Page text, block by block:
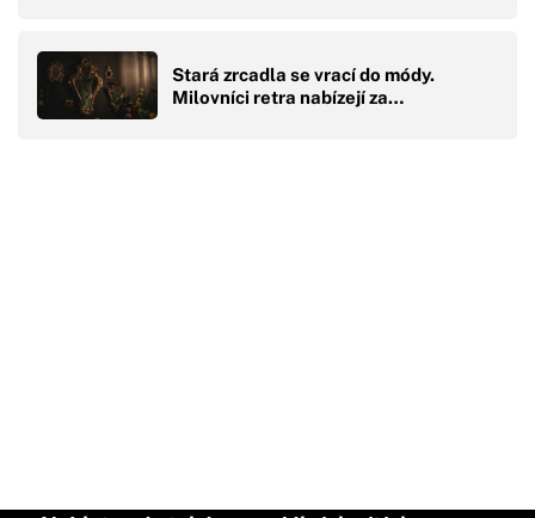
Stará zrcadla se vrací do módy.
Milovníci retra nabízejí za…